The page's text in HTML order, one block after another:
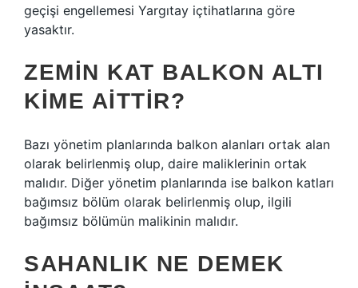
geçişi engellemesi Yargıtay içtihatlarına göre
yasaktır.
ZEMIN KAT BALKON ALTI
KIME AITTIR?
Bazı yönetim planlarında balkon alanları ortak alan
olarak belirlenmiş olup, daire maliklerinin ortak
malıdır. Diğer yönetim planlarında ise balkon katları
bağımsız bölüm olarak belirlenmiş olup, ilgili
bağımsız bölümün malikinin malıdır.
SAHANLIK NE DEMEK